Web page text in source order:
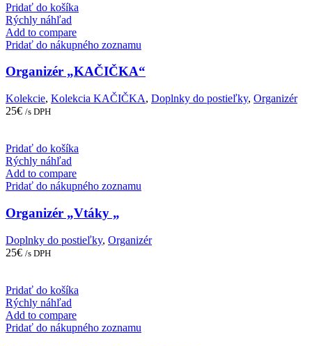
Pridať do košíka
Rýchly náhľad
Add to compare
Pridať do nákupného zoznamu
Organizér „KAČIČKA“
Kolekcie, Kolekcia KAČIČKA, Doplnky do postieľky, Organizér
25€ /s DPH
Pridať do košíka
Rýchly náhľad
Add to compare
Pridať do nákupného zoznamu
Organizér „Vtáky „
Doplnky do postieľky, Organizér
25€ /s DPH
Pridať do košíka
Rýchly náhľad
Add to compare
Pridať do nákupného zoznamu